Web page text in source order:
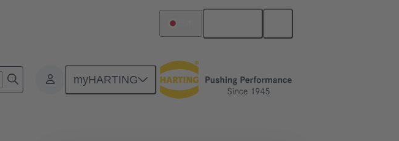
myHARTING
マザーボード ツー ドーターカード接続